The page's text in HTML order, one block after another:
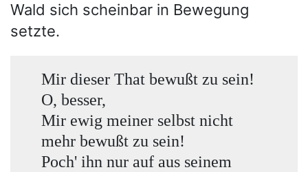
Wald sich scheinbar in Bewegung
setzte.
Mir dieser That bewußt zu sein!
O, besser,
Mir ewig meiner selbst nicht
mehr bewußt zu sein!
Poch' ihn nur auf aus seinem